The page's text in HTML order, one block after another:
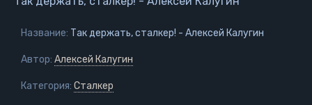
Название: Так держать, сталкер! - Алексей Калугин
Автор: Алексей Калугин
Категория: Сталкер